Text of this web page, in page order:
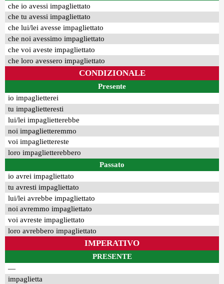
che io avessi impagliettato
che tu avessi impagliettato
che lui/lei avesse impagliettato
che noi avessimo impagliettato
che voi aveste impagliettato
che loro avessero impagliettato
CONDIZIONALE
Presente
io impaglietterei
tu impaglietteresti
lui/lei impaglietterebbe
noi impaglietteremmo
voi impagliettereste
loro impaglietterebbero
Passato
io avrei impagliettato
tu avresti impagliettato
lui/lei avrebbe impagliettato
noi avremmo impagliettato
voi avreste impagliettato
loro avrebbero impagliettato
IMPERATIVO
PRESENTE
—
impaglietta